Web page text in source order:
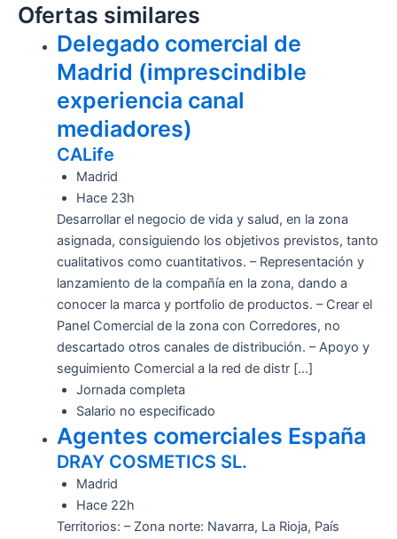
Ofertas similares
Delegado comercial de
Madrid (imprescindible
experiencia canal
mediadores)
CALife
Madrid
Hace 23h
Desarrollar el negocio de vida y salud, en la zona
asignada, consiguiendo los objetivos previstos, tanto
cualitativos como cuantitativos. – Representación y
lanzamiento de la compañía en la zona, dando a
conocer la marca y portfolio de productos. – Crear el
Panel Comercial de la zona con Corredores, no
descartado otros canales de distribución. – Apoyo y
seguimiento Comercial a la red de distr […]
Jornada completa
Salario no especificado
Agentes comerciales España
DRAY COSMETICS SL.
Madrid
Hace 22h
Territorios: – Zona norte: Navarra, La Rioja, País